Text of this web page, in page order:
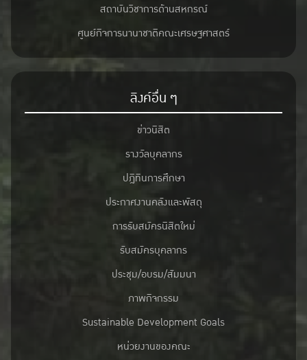
สถาบันวิชาการด้านสหกรณ์
ศูนย์กิจการนานาชาติคณะเศรษฐศาสตร์
ลิงค์อื่น ๆ
ข่าวนิสิต
รางวัลบุคลากร
ปฎิทินการศึกษา
ประกาศงานคลังและพัสดุ
การรับสมัครนิสิตใหม่
รับสมัครบุคลากร
ประชุม/อบรม/สัมมนา
ภาพกิจกรรม
Sustainable Development Goals
หน่วยงานของคณะ